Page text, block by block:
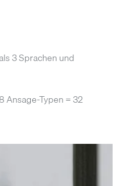
3 Sprachen und
Ansage-Typen = 32